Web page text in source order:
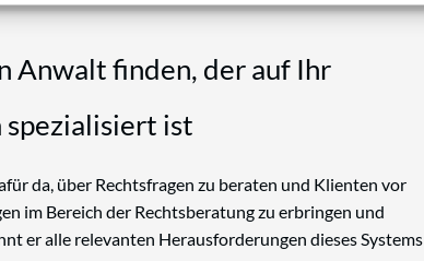
Anwalt finden, der auf Ihr
spezialisiert ist
da, über Rechtsfragen zu beraten und Klienten vor
im Bereich der Rechtsberatung zu erbringen und
er alle relevanten Herausforderungen dieses Systems